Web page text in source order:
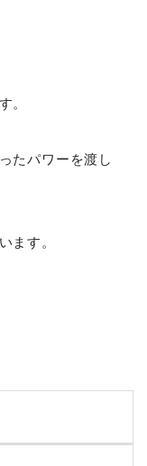
。
たパワーを渡し
ます。